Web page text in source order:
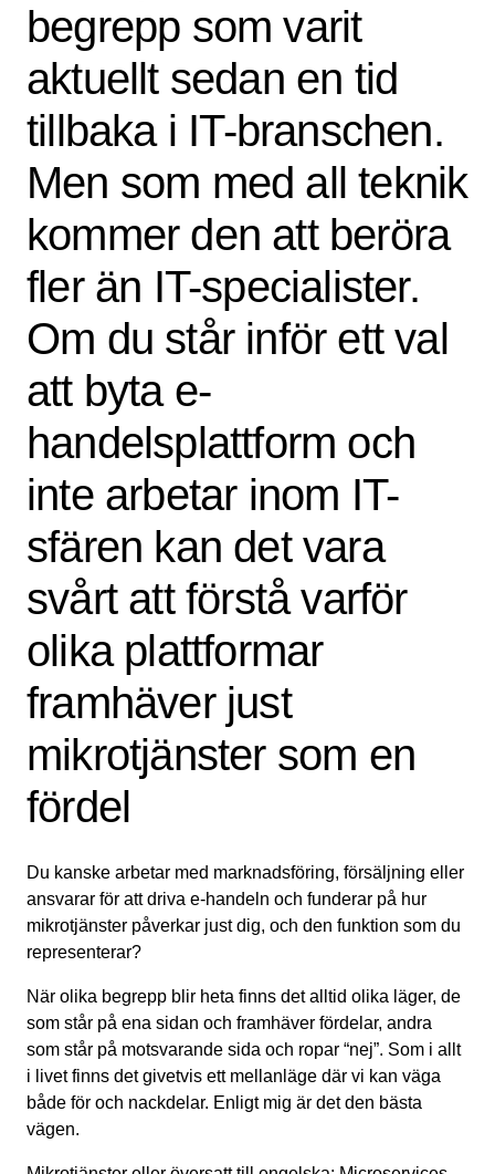
begrepp som varit
aktuellt sedan en tid
tillbaka i IT-branschen.
Men som med all teknik
kommer den att beröra
fler än IT-specialister.
Om du står inför ett val
att byta e-
handelsplattform och
inte arbetar inom IT-
sfären kan det vara
svårt att förstå varför
olika plattformar
framhäver just
mikrotjänster som en
fördel
Du kanske arbetar med marknadsföring, försäljning eller
ansvarar för att driva e-handeln och funderar på hur
mikrotjänster påverkar just dig, och den funktion som du
representerar?
När olika begrepp blir heta finns det alltid olika läger, de
som står på ena sidan och framhäver fördelar, andra
som står på motsvarande sida och ropar “nej”. Som i allt
i livet finns det givetvis ett mellanläge där vi kan väga
både för och nackdelar. Enligt mig är det den bästa
vägen.